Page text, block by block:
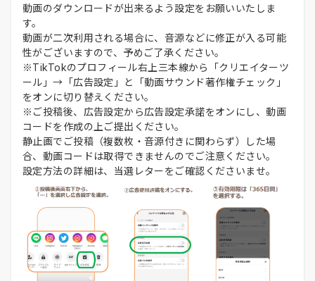
動画のダウンロードが出来るよう設定をお願いいたしま
す。
動画が二次利用される場合に、音源などに修正が入る可能
性がございますので、予めご了承ください。
※TikTokのプロフィール右上三本線から「クリエイターツ
ール」→「広告設定」と「動画サウンド著作権チェック」
をオンに切り替えください。
※ご投稿後、広告設定から広告設定承諾をオンにし、動画
コードを作成の上ご提出ください。
静止画でご投稿（複数枚・音源付きに関わらず）した場
合、動画コードは取得できませんのでご注意ください。
設定方法の詳細は、当選レターをご確認くださいませ。